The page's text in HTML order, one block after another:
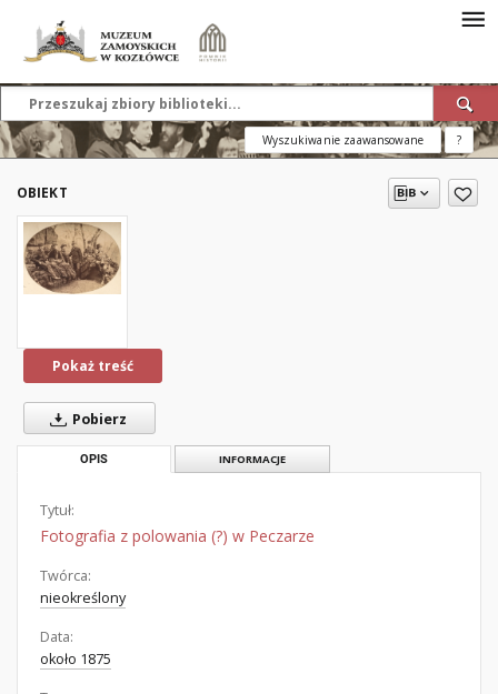
Wyszukiwanie zaawansowane ?
OBIEKT
Pokaż treść
Pobierz
OPIS INFORMACJE
Tytuł:
Fotografia z polowania (?) w Peczarze
Twórca:
nieokreślony
Data:
około 1875